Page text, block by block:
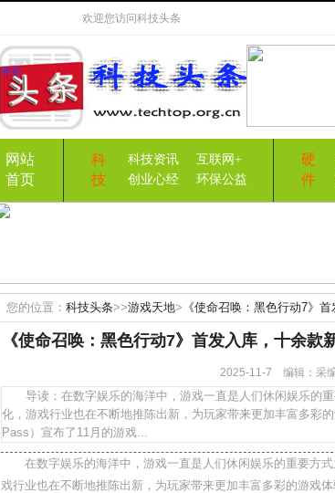
欢迎您访问科技头条
网站
首页
科
技
科技资讯
互联网+
创业心经
环保公益
硬
件
您的位置： 科技头条>>游戏天地> 《使命召唤：黑色行动7》
《使命召唤：黑色行动7》首发入库，十余
2025-11-7 编辑：采
导读：在数字娱乐的海洋中，游戏一直是人们休闲娱乐的重
化，游戏行业也在不断地推陈出新，为玩家带来更加丰富多彩
Pass）宣布了11月的游戏...
在数字娱乐的海洋中，游戏一直是人们休闲娱乐的重要方
戏行业也在不断地推陈出新，为玩家带来更加丰富多彩的游戏